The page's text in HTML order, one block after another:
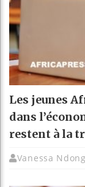
Les jeunes
dans
restent à la
Vanessa Ndong